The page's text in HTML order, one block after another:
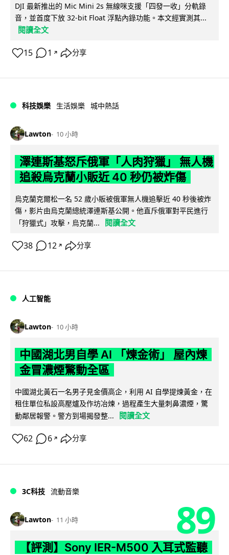
DJI 最新推出的 Mic Mini 2s 無線咪支援「四發一收」分軌錄
音，並首度下放 32-bit Float 浮點內錄功能。本文經實測其...
閱讀全文
15 1 ↗ 分享
科技娛樂 生活娛樂 城中熱話
Lawton 10 小時
澤連斯基怒斥俄軍「人肉狩獵」 無人機
追殺烏克蘭小販近 40 秒仍被炸傷
烏克蘭克爾松一名 52 歲小販被俄軍無人機追擊近 40 秒後被炸
傷，影片由烏克蘭總統澤連斯基公開。他直斥俄軍對平民進行
「狩獵式」攻擊，烏克蘭...
閱讀全文
38 12 ↗ 分享
人工智能
Lawton 10 小時
中國湖北男自學 AI 「煉金術」 屋內煉
金冒濃煙驚動全區
中國湖北黃石一名男子見金價高企，利用 AI 自學提煉黃金，在
租住單位私設高壓爐及作坊冶煉，過程產生大量刺鼻濃煙，驚
動鄰居報警。警方到場揭發整...
閱讀全文
62 6 ↗ 分享
3C科技 流動音樂
Lawton 11 小時 89
【評測】Sony IER-M500 入耳式監聽